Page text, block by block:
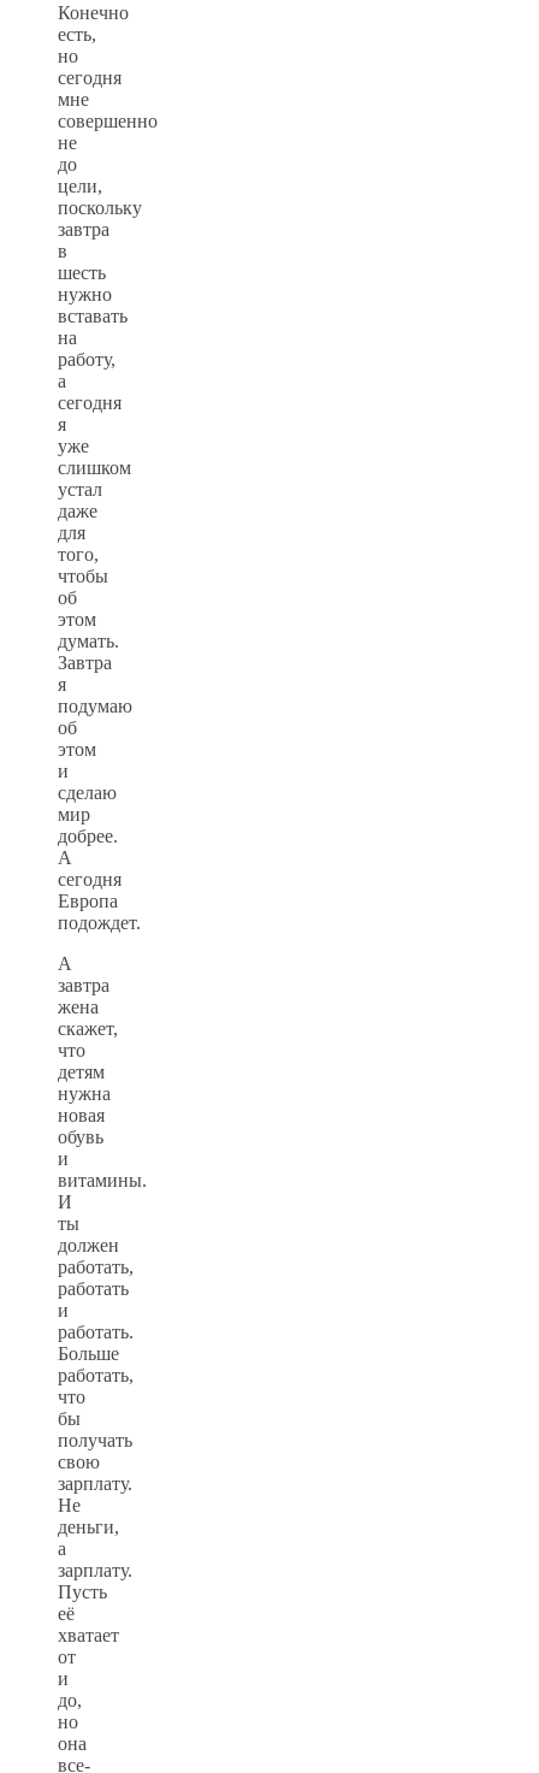
Конечно
есть,
но
сегодня
мне
совершенно
не
до
цели,
поскольку
завтра
в
шесть
нужно
вставать
на
работу,
а
сегодня
я
уже
слишком
устал
даже
для
того,
чтобы
об
этом
думать.
Завтра
я
подумаю
об
этом
и
сделаю
мир
добрее.
А
сегодня
Европа
подождет.
А
завтра
жена
скажет,
что
детям
нужна
новая
обувь
и
витамины.
И
ты
должен
работать,
работать
и
работать.
Больше
работать,
что
бы
получать
свою
зарплату.
Не
деньги,
а
зарплату.
Пусть
её
хватает
от
и
до,
но
она
все-